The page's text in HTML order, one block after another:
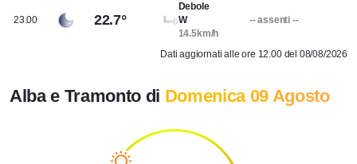
23.00 22.7°
Debole
W
14.5km/h
-- assenti --
Dati aggiornati alle ore 12.00 del 08/08/2026
Alba e Tramonto di Domenica 09 Agosto